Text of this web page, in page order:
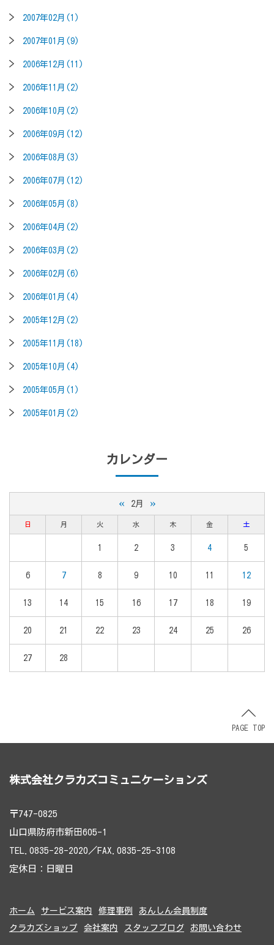
2007年02月(1)
2007年01月(9)
2006年12月(11)
2006年11月(2)
2006年10月(2)
2006年09月(12)
2006年08月(3)
2006年07月(12)
2006年05月(8)
2006年04月(2)
2006年03月(2)
2006年02月(6)
2006年01月(4)
2005年12月(2)
2005年11月(18)
2005年10月(4)
2005年05月(1)
2005年01月(2)
カレンダー
« 2月 »
日 月 火 水 木 金 土
1 2 3 4 5
6 7 8 9 10 11 12
13 14 15 16 17 18 19
20 21 22 23 24 25 26
27 28
PAGE TOP
株式会社クラカズコミュニケーションズ
〒747-0825
山口県防府市新田605-1
TEL.0835-28-2020／FAX.0835-25-3108
定休日：日曜日
ホーム サービス案内 修理事例
あんしん会員制度
クラカズショップ
会社案内 スタッフブログ お問い合わせ